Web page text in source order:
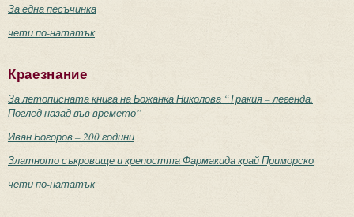
За една песъчинка
чети по-нататък
Краезнание
За летописната книга на Божанка Николова “Тракия – легенда.
Поглед назад във времето”
Иван Богоров – 200 години
Златното съкровище и крепостта Фармакида край Приморско
чети по-нататък